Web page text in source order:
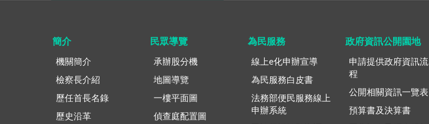
簡介
機關簡介
檢察長介紹
歷任首長名錄
歷史沿革
民眾導覽
承辦股分機
地圖導覽
一樓平面圖
偵查庭配置圖
為民服務
線上e化申辦宣導
為民服務白皮書
法務部便民服務線上
申辦系統
政府資訊公開園地
申請提供政府資訊流
程
公開相關資訊一覽表
預算書及決算書